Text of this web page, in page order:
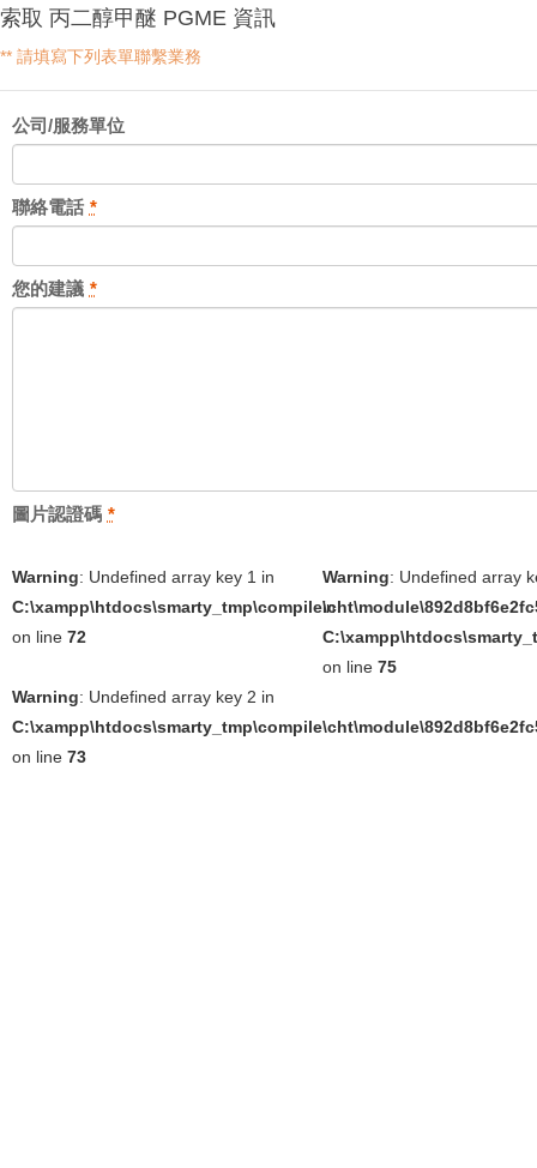
索取 丙二醇甲醚 PGME 資訊
** 請填寫下列表單聯繫業務
公司/服務單位
聯絡電話 *
您的建議 *
圖片認證碼 *
Warning: Undefined array key 1 in
on line 72
Warning: Undefined array key 2 in
on line 73
Warning: Undefined array
in
on line 75